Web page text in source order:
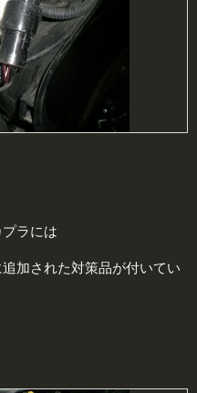
ラには
加された対策品が付いてい